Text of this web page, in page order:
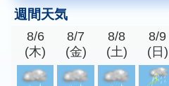
週間天気
8/6
(木)
8/7
(金)
8/8
(土)
8/9
(日)